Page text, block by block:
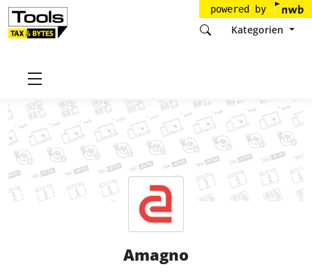
powered by
Kategorien
Startseite
Amagno